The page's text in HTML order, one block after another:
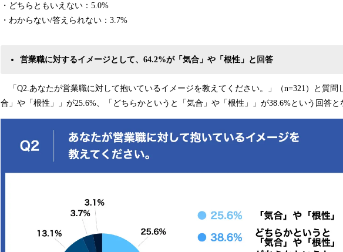
・どちらともいえない：5.0%
・わからない/答えられない：3.7%
営業職に対するイメージとして、64.2%が「気合」や「根性」と回答
「Q2.あなたが営業職に対して抱いているイメージを教えてください。」（n=321）と質問
合」や「根性」」が25.6%、「どちらかというと「気合」や「根性」」が38.6%という回答と